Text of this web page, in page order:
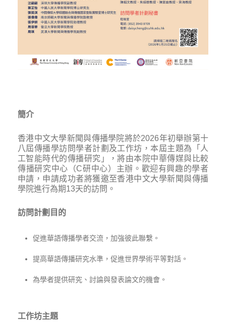
簡介
香港中文大學新聞與傳播學院將於2026年初舉辦第十
八屆傳播學訪問學者計劃及工作坊，本屆主題為「人
工智能時代的傳播研究」，將由本院中華傳媒與比較
傳播研究中心（C研中心）主辦。歡迎有興趣的學者
申請，申請成功者將獲邀至香港中文大學新聞與傳播
學院進行為期13天的訪問。
訪問計劃目的
促進華語傳播學者交流，加強彼此聯繫。
提高華語傳播研究水準，促進世界學術平等對話。
為學者提供研究、討論與發表論文的機會。
工作坊主題